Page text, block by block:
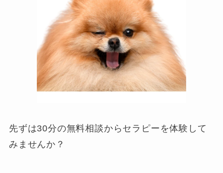
先ずは30分の無料相談からセラピーを体験して
みませんか？